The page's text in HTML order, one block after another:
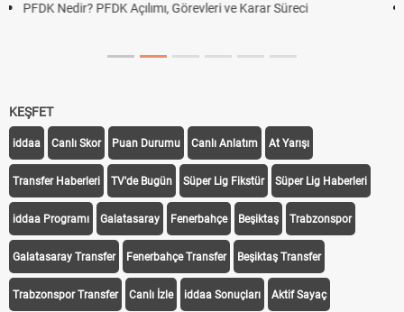
DGS Sonuçları Ne Zaman Açıklanacak 2026? ÖSYM Sonuç
KEŞFET
iddaa Canlı Skor Puan Durumu Canlı Anlatım At Yarışı
Transfer Haberleri TV'de Bugün Süper Lig Fikstür Süper Lig Haberleri
iddaa Programı Galatasaray Fenerbahçe Beşiktaş Trabzonspor
Galatasaray Transfer Fenerbahçe Transfer Beşiktaş Transfer
Trabzonspor Transfer Canlı İzle iddaa Sonuçları Aktif Sayaç